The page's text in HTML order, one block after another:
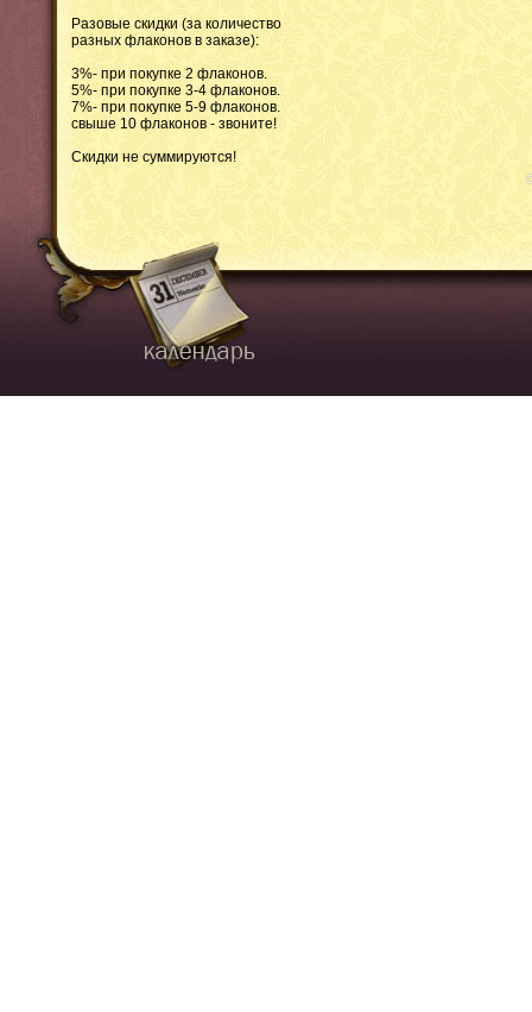
Разовые скидки (за количество
разных флаконов в заказе):
3%- при покупке 2 флаконов.
5%- при покупке 3-4 флаконов.
7%- при покупке 5-9 флаконов.
свыше 10 флаконов - звоните!
Скидки не суммируются!